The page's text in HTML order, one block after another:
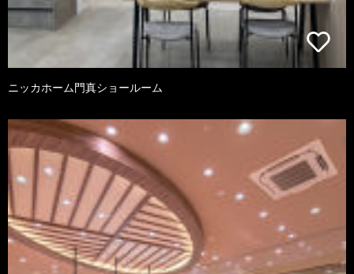
ニッカホーム門真ショールーム